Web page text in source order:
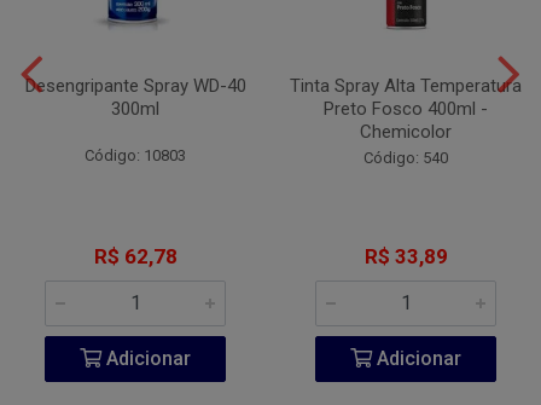
Desengripante Spray WD-40
300ml
Código: 10803
R$ 62,78
Adicionar
Tinta Spray Alta Temperatura
Preto Fosco 400ml -
Chemicolor
Código: 540
R$ 33,89
Adicionar